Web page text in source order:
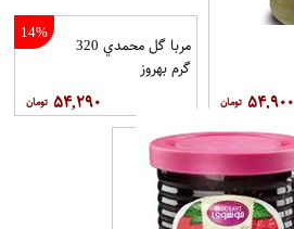
۵۴,۹۰۰
14%
مربا گل محمدي 320
گرم بهروز
۵۴,۲۹۰